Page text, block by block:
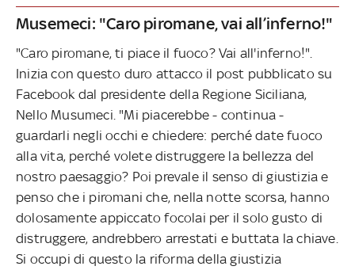
Musemeci: "Caro piromane, vai all’inferno!"
"Caro piromane, ti piace il fuoco? Vai all'inferno!".
Inizia con questo duro attacco il post pubblicato su
Facebook dal presidente della Regione Siciliana,
Nello Musumeci. "Mi piacerebbe - continua -
guardarli negli occhi e chiedere: perché date fuoco
alla vita, perché volete distruggere la bellezza del
nostro paesaggio? Poi prevale il senso di giustizia e
penso che i piromani che, nella notte scorsa, hanno
dolosamente appiccato focolai per il solo gusto di
distruggere, andrebbero arrestati e buttata la chiave.
Si occupi di questo la riforma della giustizia